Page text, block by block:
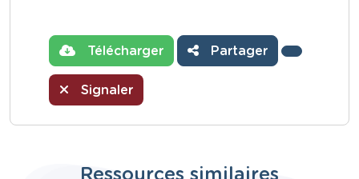
Télécharger Partager
Signaler
Ressources similaires